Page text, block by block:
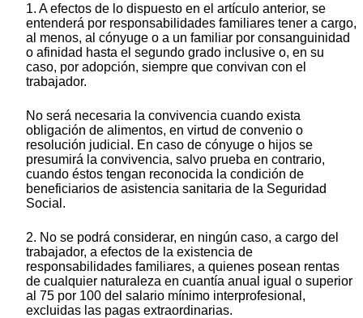
1. A efectos de lo dispuesto en el artículo anterior, se
entenderá por responsabilidades familiares tener a cargo,
al menos, al cónyuge o a un familiar por consanguinidad
o afinidad hasta el segundo grado inclusive o, en su
caso, por adopción, siempre que convivan con el
trabajador.
No será necesaria la convivencia cuando exista
obligación de alimentos, en virtud de convenio o
resolución judicial. En caso de cónyuge o hijos se
presumirá la convivencia, salvo prueba en contrario,
cuando éstos tengan reconocida la condición de
beneficiarios de asistencia sanitaria de la Seguridad
Social.
2. No se podrá considerar, en ningún caso, a cargo del
trabajador, a efectos de la existencia de
responsabilidades familiares, a quienes posean rentas
de cualquier naturaleza en cuantía anual igual o superior
al 75 por 100 del salario mínimo interprofesional,
excluidas las pagas extraordinarias.